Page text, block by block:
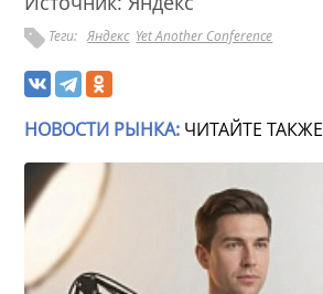
Теги: Яндекс Yet Another Conference
НОВОСТИ РЫНКА: ЧИТАЙТЕ ТАКЖЕ